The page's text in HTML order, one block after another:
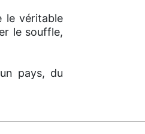
le véritable
le souffle,
pays, du